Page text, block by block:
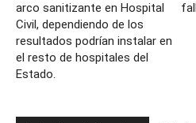
arco sanitizante en Hospital
Civil, dependiendo de los
resultados podrían instalar en
el resto de hospitales del
Estado.